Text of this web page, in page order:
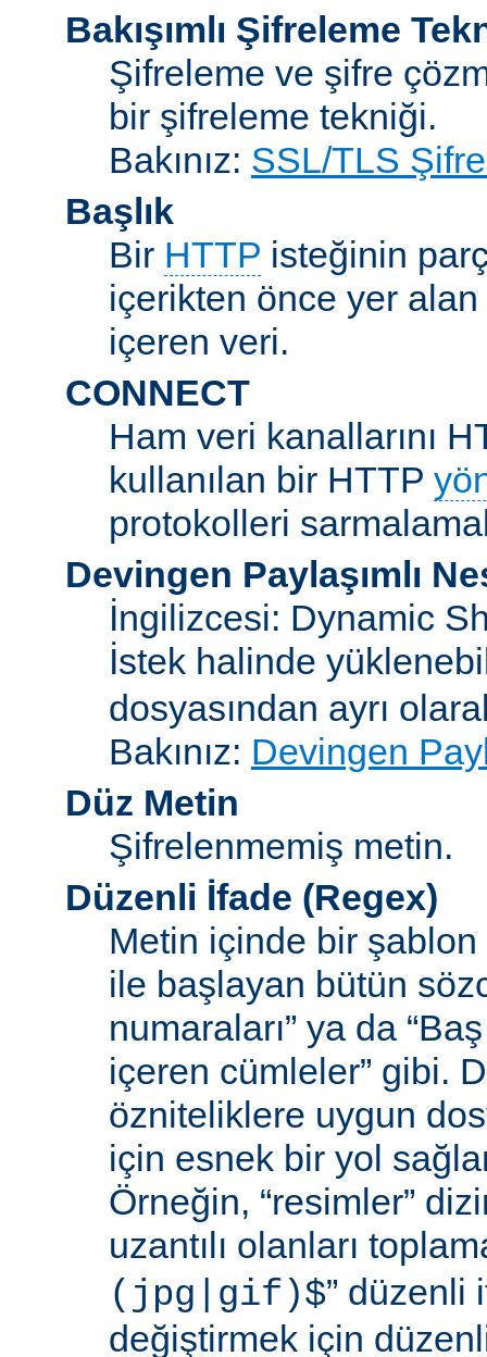
Bakışımlı Şifreleme
Şifreleme ve şifre
bir şifreleme tekniği.
Bakınız: SSL/TLS
Başlık
Bir HTTP isteğinin
içerikten önce yer
içeren veri.
CONNECT
Ham veri kanallarını
kullanılan bir HTTP
protokolleri
Devingen Paylaşımlı
İngilizcesi: Dynamic
İstek halinde
dosyasından ayrı
Bakınız: Devingen
Düz Metin
Şifrelenmemiş metin.
Düzenli İfade (Regex)
Metin içinde bir şablon
ile başlayan bütün
numaraları” ya da
içeren cümleler” gibi.
özniteliklere uygun
için esnek bir yol
Örneğin, “resimler”
uzantılı olanları
(jpg|gif)$” düzenli
değiştirmek için